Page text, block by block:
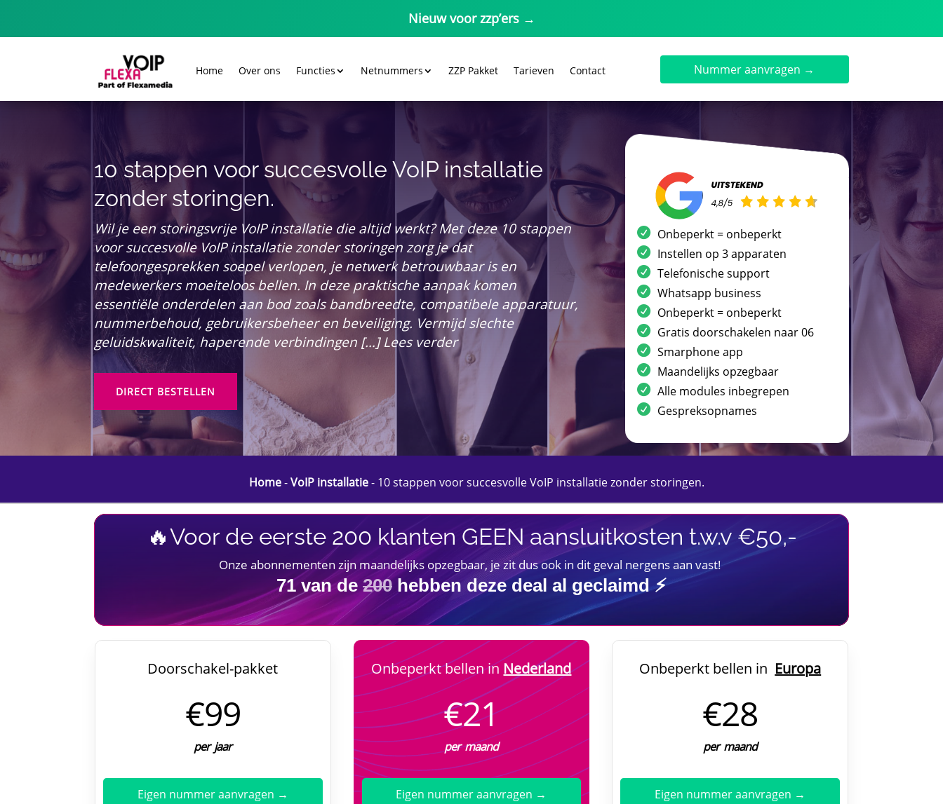
Nieuw voor zzp’ers →
Home Over ons Functies Netnummers ZZP Pakket Tarieven Contact Nummer aanvragen →
10 stappen voor succesvolle VoIP installatie
zonder storingen.
Wil je een storingsvrije VoIP installatie die altijd werkt? Met deze 10 stappen
voor succesvolle VoIP installatie zonder storingen zorg je dat
telefoongesprekken soepel verlopen, je netwerk betrouwbaar is en
medewerkers moeiteloos bellen. In deze praktische aanpak komen
essentiële onderdelen aan bod zoals bandbreedte, compatibele apparatuur,
nummerbehoud, gebruikersbeheer en beveiliging. Vermijd slechte
geluidskwaliteit, haperende verbindingen […] Lees verder
DIRECT BESTELLEN
Onbeperkt = onbeperkt
Instellen op 3 apparaten
Telefonische support
Whatsapp business
Onbeperkt = onbeperkt
Gratis doorschakelen naar 06
Smarphone app
Maandelijks opzegbaar
Alle modules inbegrepen
Gespreksopnames
Home-VoIP installatie- 10 stappen voor succesvolle VoIP installatie zonder storingen.
🔥Voor de eerste 200 klanten GEEN aansluitkosten t.w.v €50,-
Onze abonnementen zijn maandelijks opzegbaar, je zit dus ook in dit geval nergens aan vast!
71van de200 hebben deze deal al geclaimd ⚡
Doorschakel-pakket
€99
per jaar
Eigen nummer aanvragen →
Onbeperkt bellen in Nederland
€21
per maand
Eigen nummer aanvragen →
Onbeperkt bellen in Europa
€28
per maand
Eigen nummer aanvragen →